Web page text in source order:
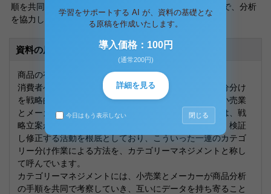
順を共同で考察していき、互いにデータを持ち寄ることで、分析
を協力し合いながら行っていく手法です。
資料の原本内容
商品の有効的な部分分け方法について
消費者への価値を最大化させる事を目的に、商品の区分分け
を戦略的に行い、収益の管理単位として商品を考え、小売業
とメーカーが共同で行う手法が存在しています。これは、戦
略立案から、具体的な戦術まで考案し、それを実施し、検証
し修正する活動を根底としており、こういった一連のカテゴ
リー分け作業による方法を、カテゴリーマネジメントと称し
て呼んでいます。
カテゴリーマネジメントには、小売業とメーカーが商品分析
の手順を共同で考察していき、互いにデータを持ち寄ること
学習をサポートする AI が、資料の基礎とな
る原稿を作成いたします。
導入価格：100円
(通常200円)
詳細を見る
今日はもう表示しない 閉じる